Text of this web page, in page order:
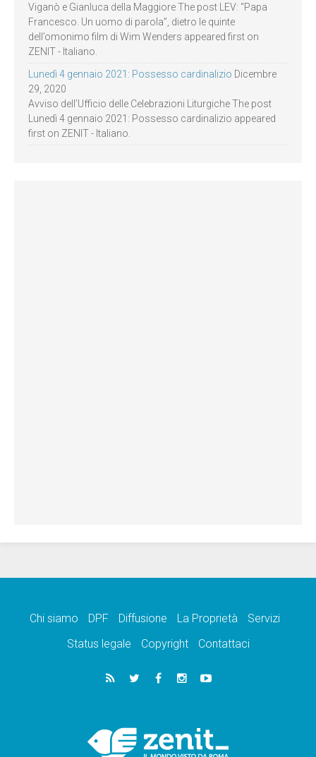
Viganò e Gianluca della Maggiore The post LEV: “Papa
Francesco. Un uomo di parola”, dietro le quinte
dell’omonimo film di Wim Wenders appeared first on
ZENIT - Italiano.
Lunedì 4 gennaio 2021: Possesso cardinalizio Dicembre
29, 2020
Avviso dell’Ufficio delle Celebrazioni Liturgiche The post
Lunedì 4 gennaio 2021: Possesso cardinalizio appeared
first on ZENIT - Italiano.
Chi siamo DPF Diffusione La Proprietà
Servizi
Status legale
Copyright Contattaci